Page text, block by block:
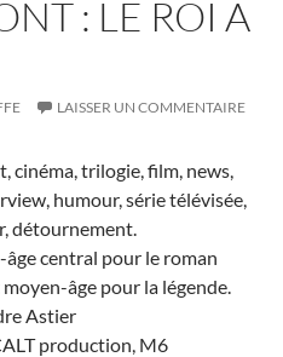
: LE ROI A
LAISSER UN COMMENTAIRE
cinéma, trilogie, film, news,
humour, série télévisée,
détournement.
âge central pour le roman
âge pour la légende.
Astier
production, M6